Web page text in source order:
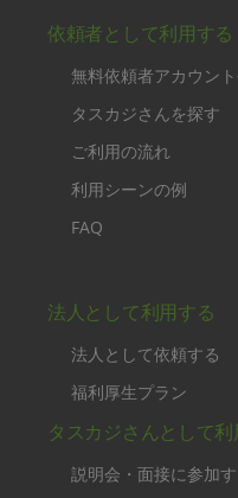
依頼者として利用する
無料依頼者アカウン
タスカジさんを探す
ご利用の流れ
利用シーンの例
FAQ
法人として利用する
法人として依頼する
福利厚生プラン
タスカジさんとして利
説明会・面接に参加